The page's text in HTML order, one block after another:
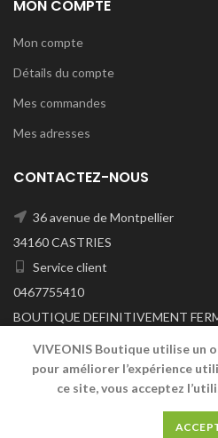
MON COMPTE
Mon compte
Détails du compte
Mes commandes
Mes adresses
CONTACTEZ-NOUS
36 avenue de Montpellier
34160 CASTRIES
Service client
0467755410
BOUTIQUE DEFINITIVEMENT
A/C DU 29/06/2026
VIVEONIS Boutique utilise un
pour améliorer l’expérience
ce site, vous acceptez